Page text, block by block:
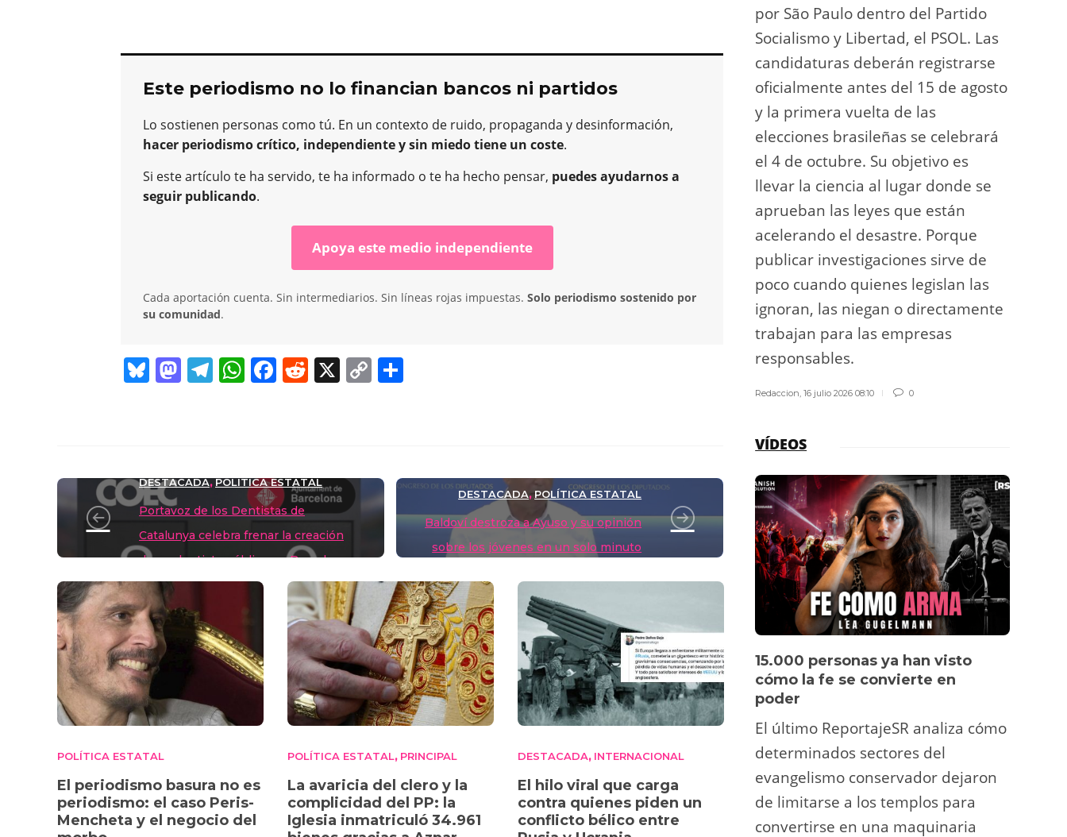
Este periodismo no lo financian bancos ni partidos
Lo sostienen personas como tú. En un contexto de ruido, propaganda y desinformación,
hacer periodismo crítico, independiente y sin miedo tiene un coste.
Si este artículo te ha servido, te ha informado o te ha hecho pensar, puedes ayudarnos a
seguir publicando.
Apoya este medio independiente
Cada aportación cuenta. Sin intermediarios. Sin líneas rojas impuestas. Solo periodismo sostenido por
su comunidad.
Bl
y
M
d
o
n
T
a
m
W
A
p
p
F
b
o
o
k
R
t
X
C
Li
n
ar
tir
DESTACADA,POLÍTICA ESTATAL
Portavoz de los Dentistas de
Catalunya celebra frenar la creación
de un dentista público en Barcelona
DESTACADA,POLÍTICA ESTATAL
Baldoví destroza a Ayuso y su opinión
sobre los jóvenes en un solo minuto
POLÍTICA ESTATAL
El periodismo basura no es
periodismo: el caso Peris-
Mencheta y el negocio del
POLÍTICA ESTATAL, PRINCIPAL
La avaricia del clero y la
complicidad del PP: la
Iglesia inmatriculó 34.961
DESTACADA, INTERNACIONAL
El hilo viral que carga
contra quienes piden un
conflicto bélico entre
DESTACADA,MEDIO AMBIENTE
¿Urgencia climática? No, el
cambio ya está aquí.
Meteored se actualiza para
Vídeo |
por São Paulo dentro del Partido
Socialismo y Libertad, el PSOL. Las
candidaturas deberán registrarse
oficialmente antes del 15 de agosto
y la primera vuelta de las
elecciones brasileñas se celebrará
el 4 de octubre. Su objetivo es
llevar la ciencia al lugar donde se
aprueban las leyes que están
acelerando el desastre. Porque
publicar investigaciones sirve de
poco cuando quienes legislan las
ignoran, las niegan o directamente
trabajan para las empresas
responsables.
Redaccion ,16 julio 2026 08:10 0
VÍDEOS
15.000 personas ya han visto
cómo la fe se convierte en
poder
El último ReportajeSR analiza cómo
determinados sectores del
evangelismo conservador dejaron
de limitarse a los templos para
convertirse en una maquinaria